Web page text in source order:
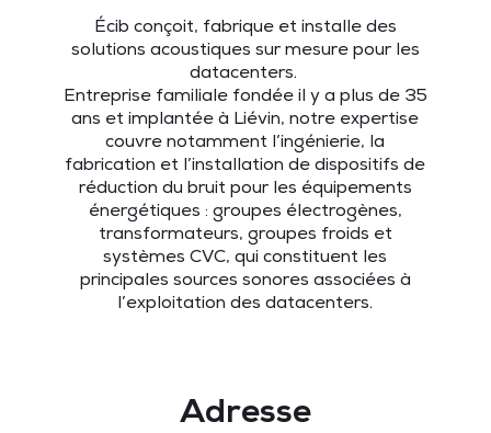
Écib conçoit, fabrique et installe des
solutions acoustiques sur mesure pour les
datacenters.
Entreprise familiale fondée il y a plus de 35
ans et implantée à Liévin, notre expertise
couvre notamment l’ingénierie, la
fabrication et l’installation de dispositifs de
réduction du bruit pour les équipements
énergétiques : groupes électrogènes,
transformateurs, groupes froids et
systèmes CVC, qui constituent les
principales sources sonores associées à
l’exploitation des datacenters.
Adresse